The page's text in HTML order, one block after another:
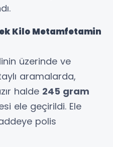
Kilo Metamfetamin
üzerinde ve
aramalarda,
halde 245 gram
ele geçirildi. Ele
polis